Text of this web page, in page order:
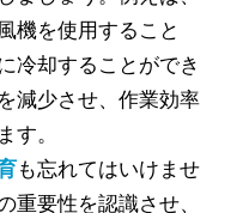
機を使用すること
冷却することができ
減少させ、作業効率
す。
も忘れてはいけませ
重要性を認識させ、